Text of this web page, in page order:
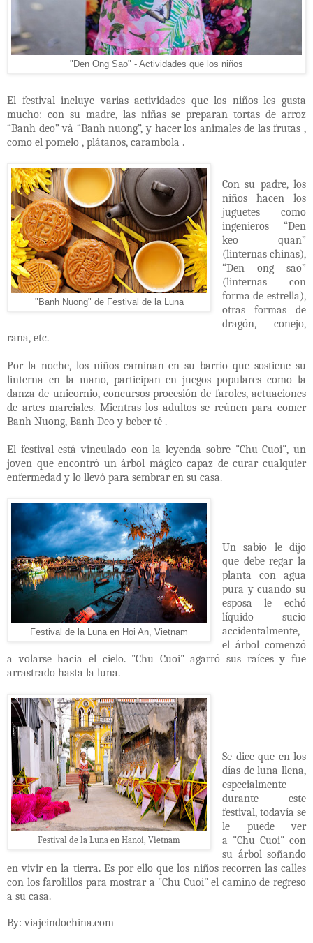
"Den Ong Sao" - Actividades que los niños
El festival incluye varias actividades que los niños les gusta
mucho: con su madre, las niñas se preparan tortas de arroz
“Banh deo” và “Banh nuong”, y hacer los animales de las frutas ,
como el pomelo , plátanos, carambola .
"Banh Nuong" de Festival de la Luna
Con su padre, los
niños hacen los
juguetes como
ingenieros “Den
keo quan”
(linternas chinas),
“Den ong sao”
(linternas con
forma de estrella),
otras formas de
dragón, conejo,
rana, etc.
Por la noche, los niños caminan en su barrio que sostiene su
linterna en la mano, participan en juegos populares como la
danza de unicornio, concursos procesión de faroles, actuaciones
de artes marciales. Mientras los adultos se reúnen para comer
Banh Nuong, Banh Deo y beber té .
El festival está vinculado con la leyenda sobre "Chu Cuoi", un
joven que encontró un árbol mágico capaz de curar cualquier
enfermedad y lo llevó para sembrar en su casa.
Festival de la Luna en Hoi An, Vietnam
Un sabio le dijo
que debe regar la
planta con agua
pura y cuando su
esposa le echó
líquido sucio
accidentalmente,
el árbol comenzó
a volarse hacia el cielo. "Chu Cuoi" agarró sus raíces y fue
arrastrado hasta la luna.
Festival de la Luna en Hanoi, Vietnam
Se dice que en los
días de luna llena,
especialmente
durante este
festival, todavía se
le puede ver
a "Chu Cuoi" con
su árbol soñando
en vivir en la tierra. Es por ello que los niños recorren las calles
con los farolillos para mostrar a "Chu Cuoi" el camino de regreso
a su casa.
By: viajeindochina.com